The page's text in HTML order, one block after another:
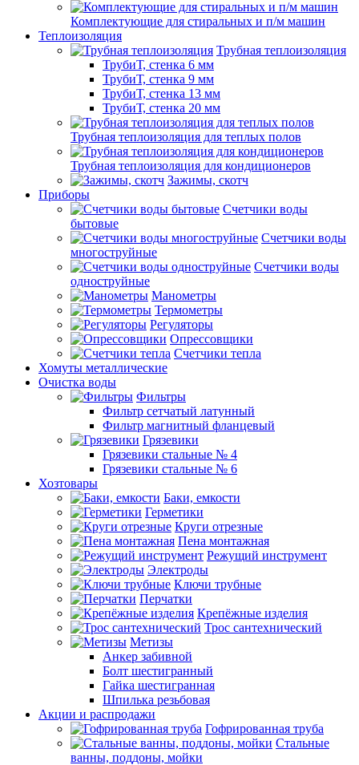
Комплектующие для стиральных и п/м машин
Теплоизоляция
Трубная теплоизоляция
ТрубиТ, стенка 6 мм
ТрубиТ, стенка 9 мм
ТрубиТ, стенка 13 мм
ТрубиТ, стенка 20 мм
Трубная теплоизоляция для теплых полов
Трубная теплоизоляция для кондиционеров
Зажимы, скотч
Приборы
Счетчики воды
бытовые
Счетчики воды
многоструйные
Счетчики воды
одноструйные
Манометры
Термометры
Регуляторы
Опрессовщики
Счетчики тепла
Хомуты металлические
Очистка воды
Фильтры
Фильтр сетчатый латунный
Фильтр магнитный фланцевый
Грязевики
Грязевики стальные № 4
Грязевики стальные № 6
Хозтовары
Баки, емкости
Герметики
Круги отрезные
Пена монтажная
Режущий инструмент
Электроды
Ключи трубные
Перчатки
Крепёжные изделия
Трос сантехнический
Метизы
Анкер забивной
Болт шестигранный
Гайка шестигранная
Шпилька резьбовая
Акции и распродажи
Гофрированная труба
Стальные
ванны, поддоны, мойки